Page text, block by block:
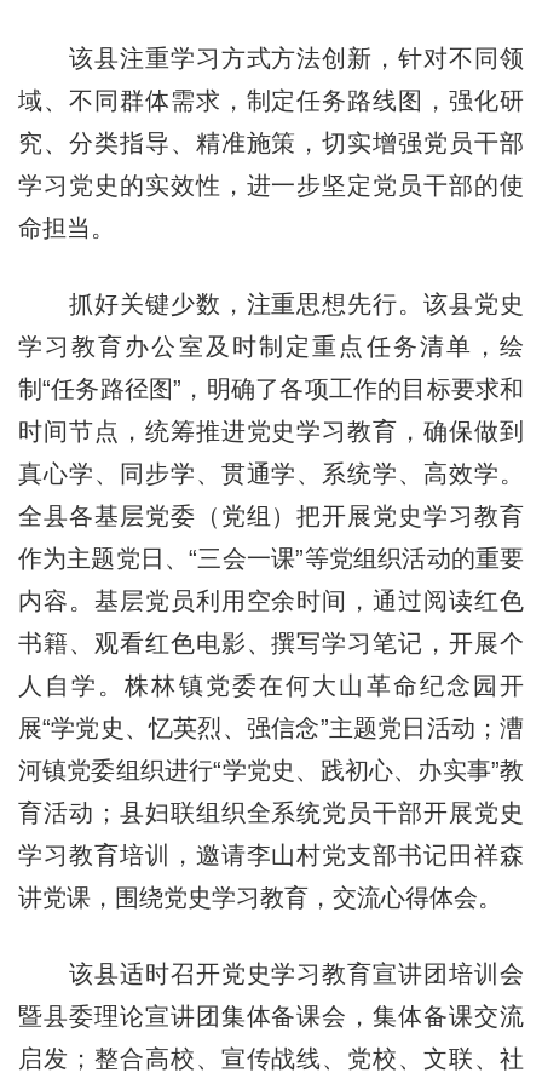
该县注重学习方式方法创新，针对不同领
域、不同群体需求，制定任务路线图，强化研
究、分类指导、精准施策，切实增强党员干部
学习党史的实效性，进一步坚定党员干部的使
命担当。
抓好关键少数，注重思想先行。该县党史
学习教育办公室及时制定重点任务清单，绘
制“任务路径图”，明确了各项工作的目标要求和
时间节点，统筹推进党史学习教育，确保做到
真心学、同步学、贯通学、系统学、高效学。
全县各基层党委（党组）把开展党史学习教育
作为主题党日、“三会一课”等党组织活动的重要
内容。基层党员利用空余时间，通过阅读红色
书籍、观看红色电影、撰写学习笔记，开展个
人自学。株林镇党委在何大山革命纪念园开
展“学党史、忆英烈、强信念”主题党日活动；漕
河镇党委组织进行“学党史、践初心、办实事”教
育活动；县妇联组织全系统党员干部开展党史
学习教育培训，邀请李山村党支部书记田祥森
讲党课，围绕党史学习教育，交流心得体会。
该县适时召开党史学习教育宣讲团培训会
暨县委理论宣讲团集体备课会，集体备课交流
启发；整合高校、宣传战线、党校、文联、社